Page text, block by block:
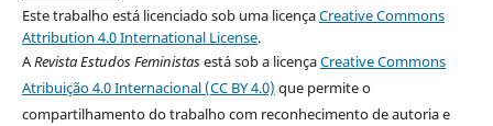
Este trabalho está licenciado sob uma licençaCreative Commons
Attribution 4.0 International License.
ARevista Estudos Feministasestá sob a licençaCreative Commons
Atribuição 4.0 Internacional (CC BY 4.0) que permite o
compartilhamento do trabalho com reconhecimento de autoria e